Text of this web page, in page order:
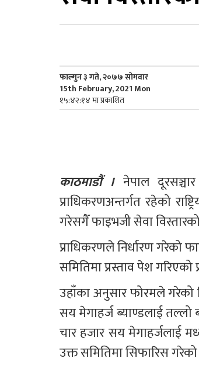
फाल्गुन ३ गते, २०७७ सोमवार
15th February, 2021 Mon
१५:४२:१४ मा प्रकाशित
काठमाडौं । नेपाल
प्राधिकरणअन्तर्गत रहेको
गरेसगैँ फाइभजी सेवा
प्राधिकरणले निर्धारण गरेको
समितिमा प्रस्ताव पेश गरिएको
उहाँका अनुसार फोरमले
सय मेगाहर्ज ब्याण्डलाई
चार हजार सय मेगाहर्जलाई
उक्त समितिमा सिफारिस गरेको